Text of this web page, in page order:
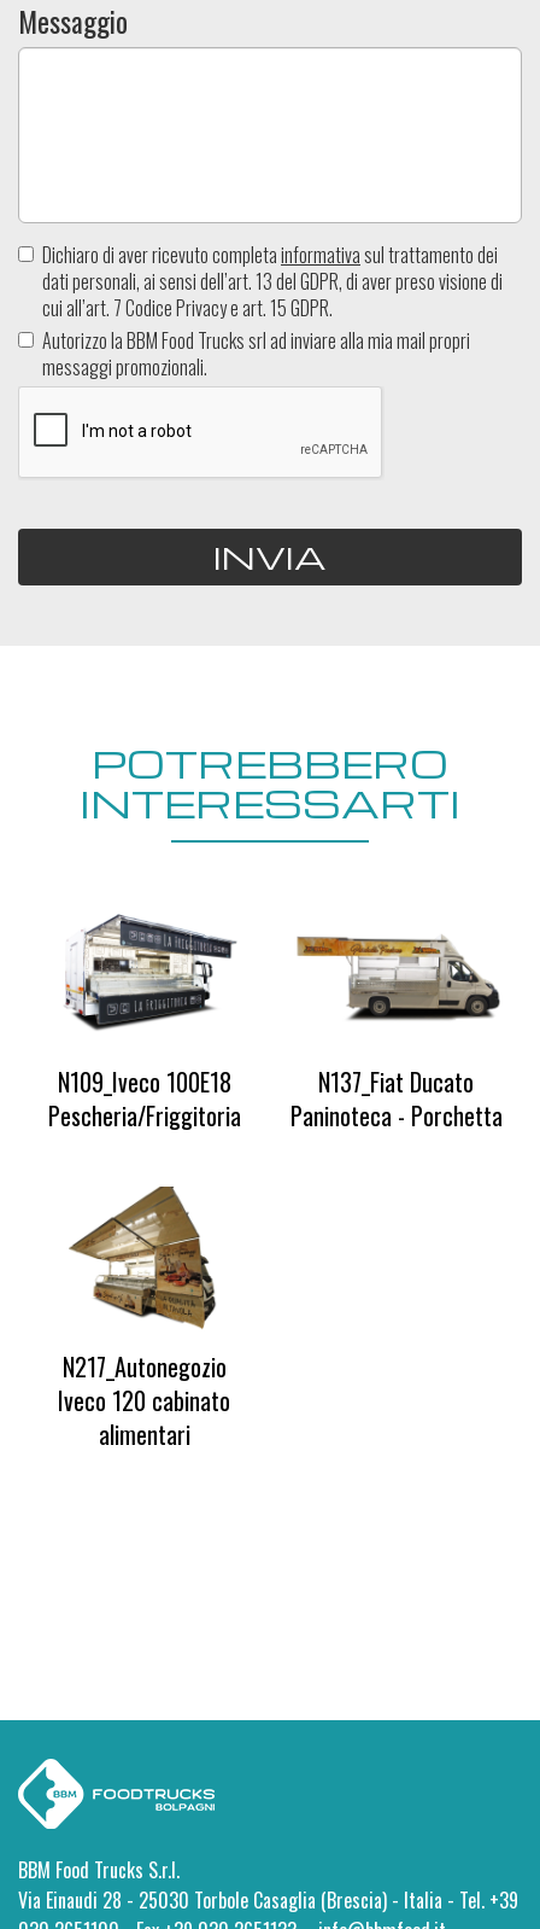
Messaggio
Dichiaro di aver ricevuto completainformativasul trattamento dei
dati personali, ai sensi dell’art. 13 del GDPR, di aver preso visione di
cui all’art. 7 Codice Privacy e art. 15 GDPR.
Autorizzo la BBM Food Trucks srl ad inviare alla mia mail propri
messaggi promozionali.
INVIA
POTREBBERO
INTERESSARTI
N109_Iveco 100E18
Pescheria/Friggitoria
N137_Fiat Ducato
Paninoteca - Porchetta
N217_Autonegozio
Iveco 120 cabinato
alimentari
BBM Food Trucks S.r.l.
Via Einaudi 28 - 25030 Torbole Casaglia (Brescia) - Italia - Tel. +39